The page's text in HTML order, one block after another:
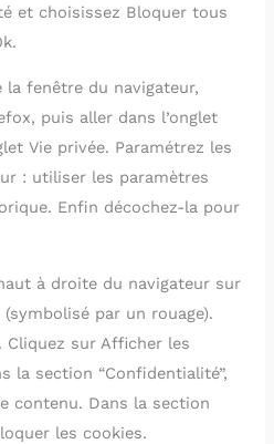
et choisissez Bloquer tous
fenêtre du navigateur,
puis aller dans l’onglet
Vie privée. Paramétrez les
: utiliser les paramètres
Enfin décochez-la pour
à droite du navigateur sur
par un rouage).
Cliquez sur Afficher les
la section “Confidentialité”,
contenu. Dans la section
les cookies.